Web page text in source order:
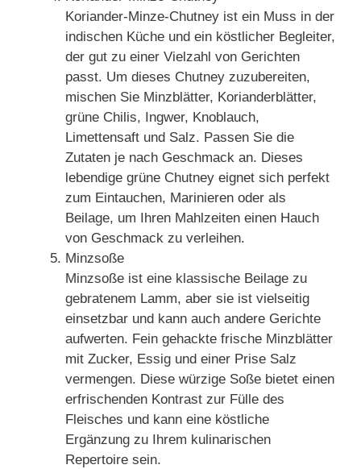
Koriander-Minze-Chutney ist ein Muss in der
indischen Küche und ein köstlicher Begleiter,
der gut zu einer Vielzahl von Gerichten
passt. Um dieses Chutney zuzubereiten,
mischen Sie Minzblätter, Korianderblätter,
grüne Chilis, Ingwer, Knoblauch,
Limettensaft und Salz. Passen Sie die
Zutaten je nach Geschmack an. Dieses
lebendige grüne Chutney eignet sich perfekt
zum Eintauchen, Marinieren oder als
Beilage, um Ihren Mahlzeiten einen Hauch
von Geschmack zu verleihen.
Minzsoße
Minzsoße ist eine klassische Beilage zu
gebratenem Lamm, aber sie ist vielseitig
einsetzbar und kann auch andere Gerichte
aufwerten. Fein gehackte frische Minzblätter
mit Zucker, Essig und einer Prise Salz
vermengen. Diese würzige Soße bietet einen
erfrischenden Kontrast zur Fülle des
Fleisches und kann eine köstliche
Ergänzung zu Ihrem kulinarischen
Repertoire sein.